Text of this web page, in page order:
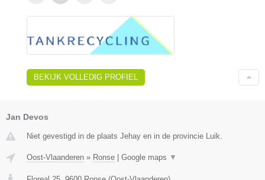
BEKIJK VOLLEDIG PROFIEL
Jan Devos
Niet gevestigd in de plaats Jehay en in de provincie Luik.
Oost-Vlaanderen » Ronse Google maps ▼